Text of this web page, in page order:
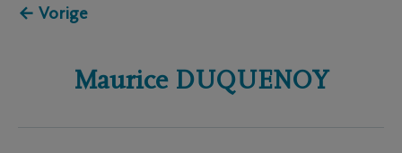
← Vorige
Maurice DUQUENOY